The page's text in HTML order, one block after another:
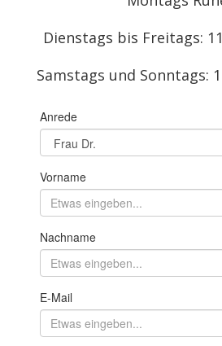
Dienstags bis Freitags:
Samstags und Sonntags: